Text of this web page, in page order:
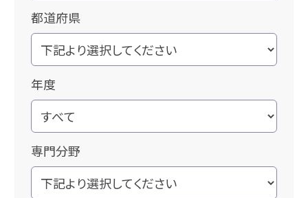
都道府県
年度
専門分野